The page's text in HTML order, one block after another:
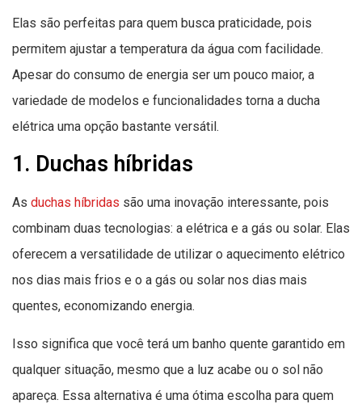
Elas são perfeitas para quem busca praticidade, pois
permitem ajustar a temperatura da água com facilidade.
Apesar do consumo de energia ser um pouco maior, a
variedade de modelos e funcionalidades torna a ducha
elétrica uma opção bastante versátil.
1. Duchas híbridas
As duchas híbridas são uma inovação interessante, pois
combinam duas tecnologias: a elétrica e a gás ou solar. Elas
oferecem a versatilidade de utilizar o aquecimento elétrico
nos dias mais frios e o a gás ou solar nos dias mais
quentes, economizando energia.
Isso significa que você terá um banho quente garantido em
qualquer situação, mesmo que a luz acabe ou o sol não
apareça. Essa alternativa é uma ótima escolha para quem